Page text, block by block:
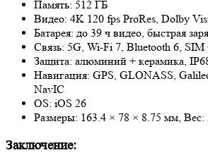
Память: 512 ГБ
Видео: 4K 120 fps ProRes, Dolby
Батарея: до 39 ч видео, быстрая
Связь: 5G, Wi‑Fi 7, Bluetooth 6,
Защита: алюминий + керамика,
Навигация: GPS, GLONASS,
NavIC
OS: iOS 26
Размеры: 163.4 × 78 × 8.75 мм, Вес:
Заключение: